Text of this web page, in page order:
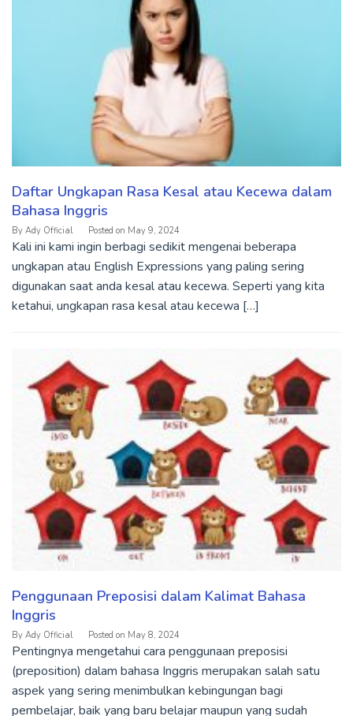
Daftar Ungkapan Rasa Kesal atau Kecewa dalam
Bahasa Inggris
By Ady Official Posted on May 9, 2024
Kali ini kami ingin berbagi sedikit mengenai beberapa
ungkapan atau English Expressions yang paling sering
digunakan saat anda kesal atau kecewa. Seperti yang kita
ketahui, ungkapan rasa kesal atau kecewa […]
Penggunaan Preposisi dalam Kalimat Bahasa
Inggris
By Ady Official Posted on May 8, 2024
Pentingnya mengetahui cara penggunaan preposisi
(preposition) dalam bahasa Inggris merupakan salah satu
aspek yang sering menimbulkan kebingungan bagi
pembelajar, baik yang baru belajar maupun yang sudah